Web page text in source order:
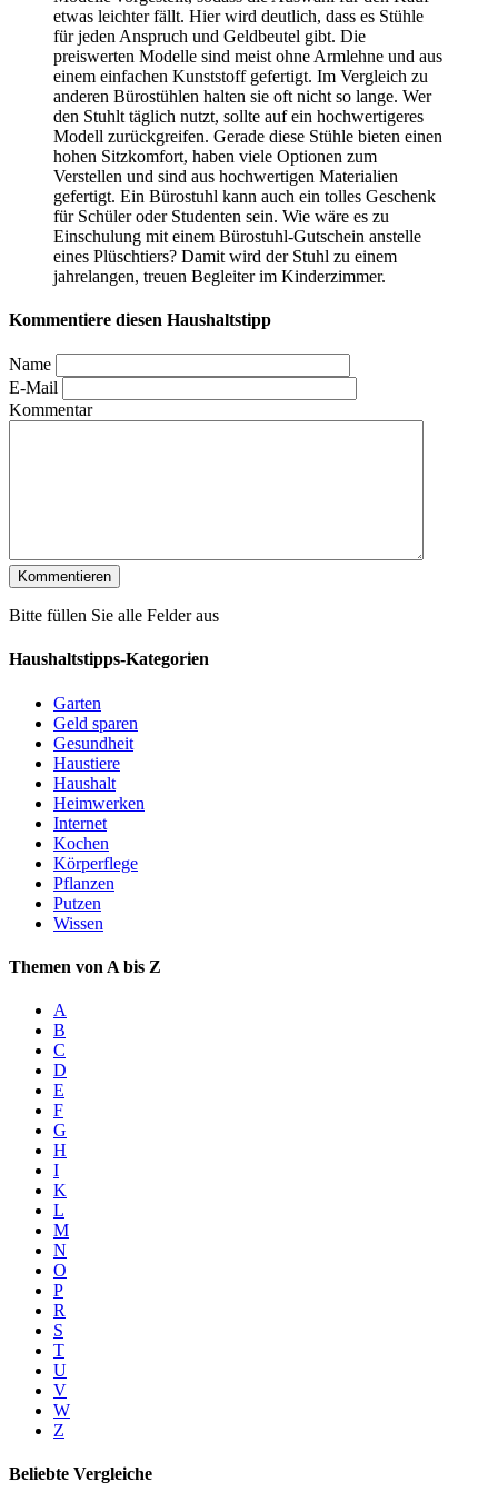
etwas leichter fällt. Hier wird deutlich, dass es Stühle
für jeden Anspruch und Geldbeutel gibt. Die
preiswerten Modelle sind meist ohne Armlehne und aus
einem einfachen Kunststoff gefertigt. Im Vergleich zu
anderen Bürostühlen halten sie oft nicht so lange. Wer
den Stuhlt täglich nutzt, sollte auf ein hochwertigeres
Modell zurückgreifen. Gerade diese Stühle bieten einen
hohen Sitzkomfort, haben viele Optionen zum
Verstellen und sind aus hochwertigen Materialien
gefertigt. Ein Bürostuhl kann auch ein tolles Geschenk
für Schüler oder Studenten sein. Wie wäre es zu
Einschulung mit einem Bürostuhl-Gutschein anstelle
eines Plüschtiers? Damit wird der Stuhl zu einem
jahrelangen, treuen Begleiter im Kinderzimmer.
Kommentiere diesen Haushaltstipp
Name
E-Mail
Kommentar
Bitte füllen Sie alle Felder aus
Haushaltstipps-Kategorien
Garten
Geld sparen
Gesundheit
Haustiere
Haushalt
Heimwerken
Internet
Kochen
Körperflege
Pflanzen
Putzen
Wissen
Themen von A bis Z
A
B
C
D
E
F
G
H
I
K
L
M
N
O
P
R
S
T
U
V
W
Z
Beliebte Vergleiche